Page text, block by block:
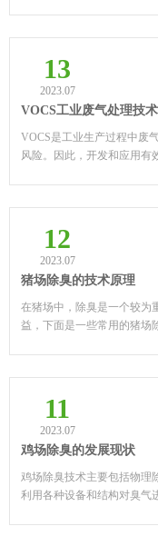
13
2023.07
VOCS工业废气处理技术
VOCS是工业生产过程中废
风险。因此，开发和应用有
12
2023.07
猪场除臭的技术原理
在猪场中，除臭是一个较为
益，下面是一些常用的猪场
11
2023.07
鸡场除臭的发展现状
鸡场除臭技术主要包括物理
利用各种设备和结构对臭气